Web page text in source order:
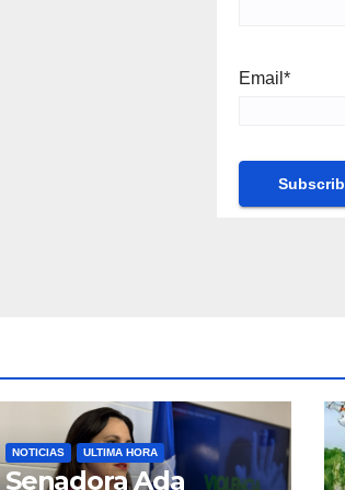
Email*
NOTICIAS ULTIMA HORA
Senadora Ada